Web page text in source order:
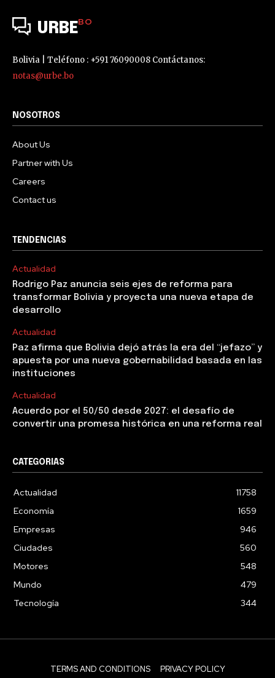
URBEBO
Bolivia | Teléfono : +591 76090008 Contáctanos:
notas@urbe.bo
NOSOTROS
About Us
Partner with Us
Careers
Contact us
TENDENCIAS
Actualidad
Rodrigo Paz anuncia seis ejes de reforma para
transformar Bolivia y proyecta una nueva etapa de
desarrollo
Actualidad
Paz afirma que Bolivia dejó atrás la era del “jefazo” y
apuesta por una nueva gobernabilidad basada en las
instituciones
Actualidad
Acuerdo por el 50/50 desde 2027: el desafío de
convertir una promesa histórica en una reforma real
CATEGORIAS
Actualidad
11758
Economía
1659
Empresas
946
Ciudades
560
Motores
548
Mundo
479
Tecnología
344
TERMS AND CONDITIONS PRIVACY POLICY